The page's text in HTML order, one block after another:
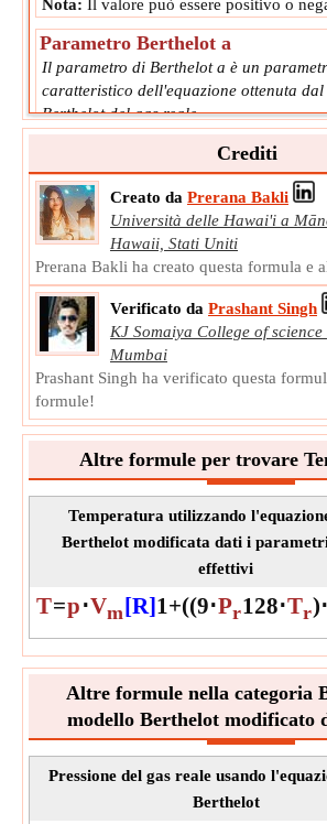
Nota: Il valore può essere positivo o
Parametro Berthelot a
Il parametro di Berthelot a è un
caratteristico dell'equazione ottenuta
Berthelot del gas reale.
Simbolo: a
Unità:Unitless
Nota:Il valore può essere positivo o
Volume molare
Il volume molare è il volume occupato
gas reale a temperatura e pressione
Simbolo:
Vm
Misurazione:Suscettibilità magnetica
Unità:m³/mol
Nota:Il valore può essere positivo o
Parametro Berthelot b
Il parametro di Berthelot b è un
Berthelot del gas reale.
Simbolo: b
Nota:
Il valore può essere positivo o
Crediti
Creato da Prerana Bakli
Università delle Hawai'i a
Hawaii, Stati Uniti
Prerana Bakli ha creato questa formula e
Verificato da Prashant Singh
KJ Somaiya College of science
Mumbai
Prashant Singh ha verificato questa
formule!
Altre formule per trovare
Temperatura utilizzando
Berthelot modificata dati i
effettivi
T=p⋅Vm[R]1+((9⋅Pr128⋅Tr)⋅
Altre formule nella categoria
modello Berthelot modificato
Pressione del gas reale usando
Berthelot